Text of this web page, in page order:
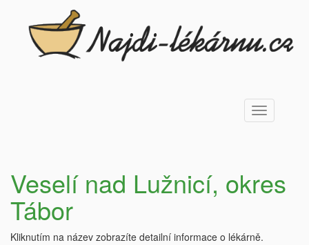
Toggle
navigation
Veselí nad Lužnicí, okres
Tábor
Kliknutím na název zobrazíte detailní informace o lékárně.